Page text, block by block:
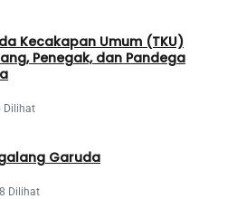
Kecakapan Umum (TKU)
Penegak, dan Pandega
Dilihat
Garuda
Dilihat